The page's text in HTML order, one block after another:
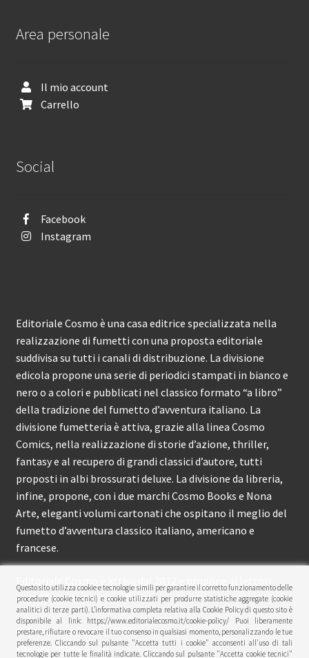
Area personale
Il mio account
Carrello
Social
Facebook
Instagram
Editoriale Cosmo è una casa editrice specializzata nella
realizzazione di fumetti con una proposta editoriale
suddivisa su tutti i canali di distribuzione. La divisione
edicola propone una serie di periodici stampati in bianco e
nero o a colori e pubblicati nel classico formato “a libro”
della tradizione del fumetto d’avventura italiano. La
divisione fumetteria è attiva, grazie alla linea Cosmo
Comics, nella realizzazione di storie d’azione, thriller,
fantasy e al recupero di grandi classici d’autore, tutti
proposti in albi brossurati deluxe. La divisione da libreria,
infine, propone, con i due marchi Cosmo Books e Nona
Arte, eleganti volumi cartonati che ospitano il meglio del
fumetto d’avventura classico italiano, americano e
francese.
Editoriale Cosmo è attiva dal 2012 e propone ai lettori
circa 150 pubblicazioni l’anno.
© Editoriale Cosmo 2026
Privacy Policy
Questo sito utilizza cookie e tecnologie simili per garantire il corretto funzionamento delle
procedure (cookie tecnici) e cookie utilizzati per produrre statistiche aggregate (cookie
analitici di terze parti). L’informativa completa relativa alla Cookie Policy di questo sito è
disponibile al link: https://www.editorialecosmo.it/cookie-policy/ Puoi liberamente
prestare, rifiutare o revocare il tuo consenso in qualsiasi momento, personalizzando le tue
preferenze. Cliccando sul pulsante "Accetta tutti i cookie" acconsenti all'uso di tali
tecnologie per tutte le finalità indicate. Cliccando sul pulsante "Accetta cookie tecnici"